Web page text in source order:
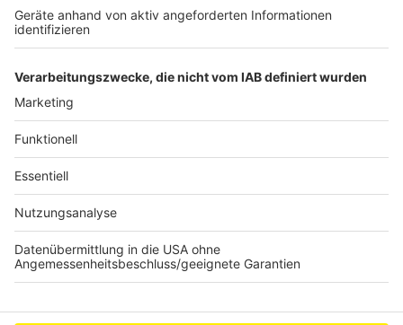
wird, hat man schlechte Karten,wenn die
Urlaubsregion Risikogebiet bleibt und man kurzfristig
aus Angst nicht mehr reisen möchte."
Anzeige
Anzeige